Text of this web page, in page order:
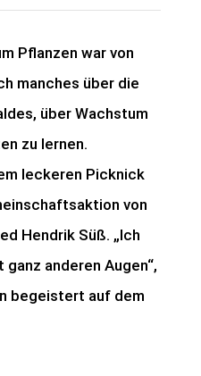
Pflanzen war von
manches über die
über Wachstum
zu lernen.
leckeren Picknick
von
Hendrik Süß. „Ich
anderen Augen“,
begeistert auf dem